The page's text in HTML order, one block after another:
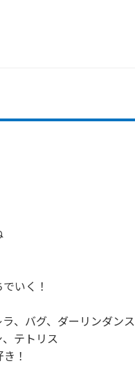
いく！
、バグ、ダーリンダンス
テトリス
！